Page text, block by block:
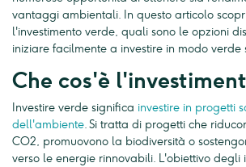
vantaggi ambientali. In questo articolo
l'investimento verde, quali sono le opzioni
iniziare facilmente a investire in modo verde
Che cos'è
Investire verde significa investire in progetti
dell'ambiente. Si tratta di progetti che
CO2, promuovono la biodiversità o
verso le energie rinnovabili. L'obiettivo degli